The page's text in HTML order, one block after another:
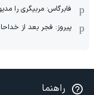
فابرگاس: مربیگری را
پیروز: فجر بعد از
راهنما